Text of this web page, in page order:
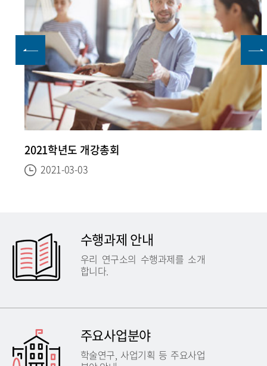
2021학년도 개강총회
2021-03-03
수행과제 안내
우리 연구소의 수행과제를 소개
합니다.
주요사업분야
학술연구, 사업기획 등 주요사업